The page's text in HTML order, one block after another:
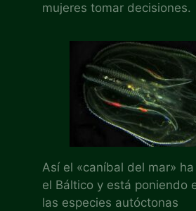
mujeres tomar decisiones.
Así el «caníbal del mar»
el Báltico y está poniendo
las especies autóctonas